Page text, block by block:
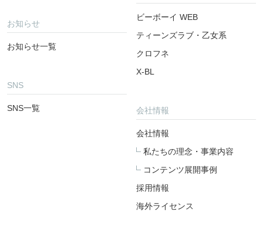
お知らせ
お知らせ一覧
SNS
SNS一覧
ビーボーイ WEB
ティーンズラブ・乙女系
クロフネ
X-BL
会社情報
会社情報
私たちの理念・事業内容
コンテンツ展開事例
採用情報
海外ライセンス